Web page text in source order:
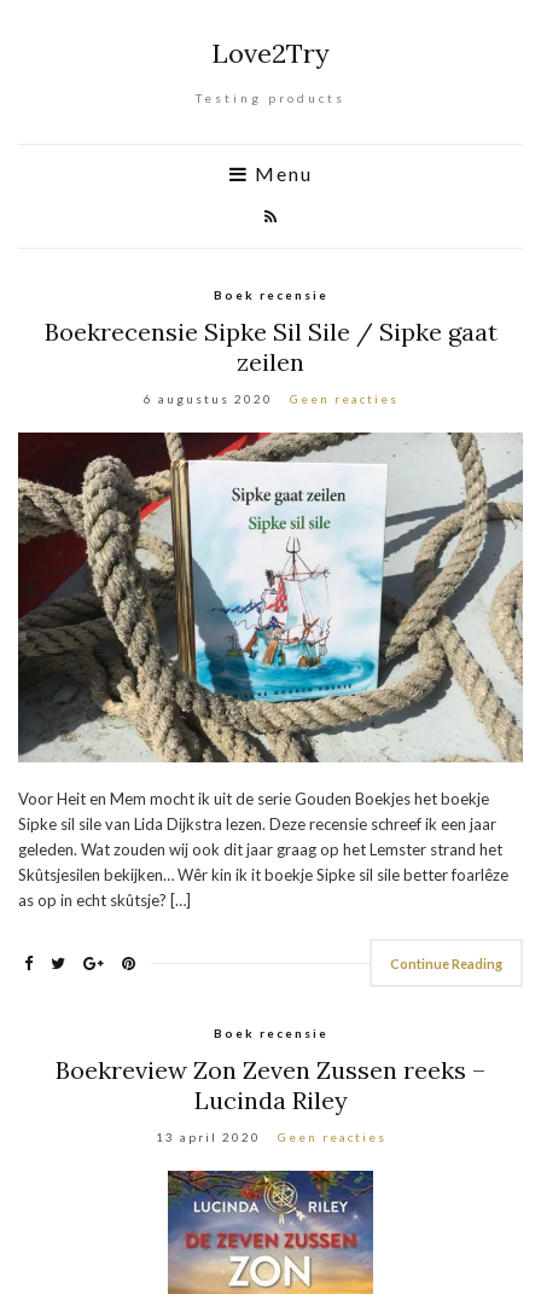
Love2Try
Testing products
Menu
Boek recensie
Boekrecensie Sipke Sil Sile / Sipke gaat
zeilen
6 augustus 2020 Geen reacties
Voor Heit en Mem mocht ik uit de serie Gouden Boekjes het boekje
Sipke sil sile van Lida Dijkstra lezen. Deze recensie schreef ik een jaar
geleden. Wat zouden wij ook dit jaar graag op het Lemster strand het
Skûtsjesilen bekijken… Wêr kin ik it boekje Sipke sil sile better foarlêze
as op in echt skûtsje? […]
Continue Reading
Boek recensie
Boekreview Zon Zeven Zussen reeks –
Lucinda Riley
13 april 2020 Geen reacties